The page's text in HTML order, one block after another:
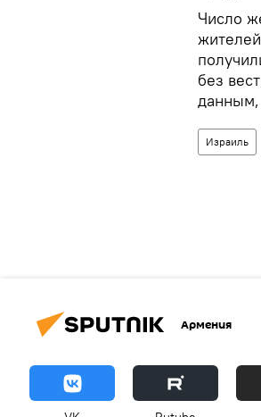
Число
без
данным,
Израиль
Армения